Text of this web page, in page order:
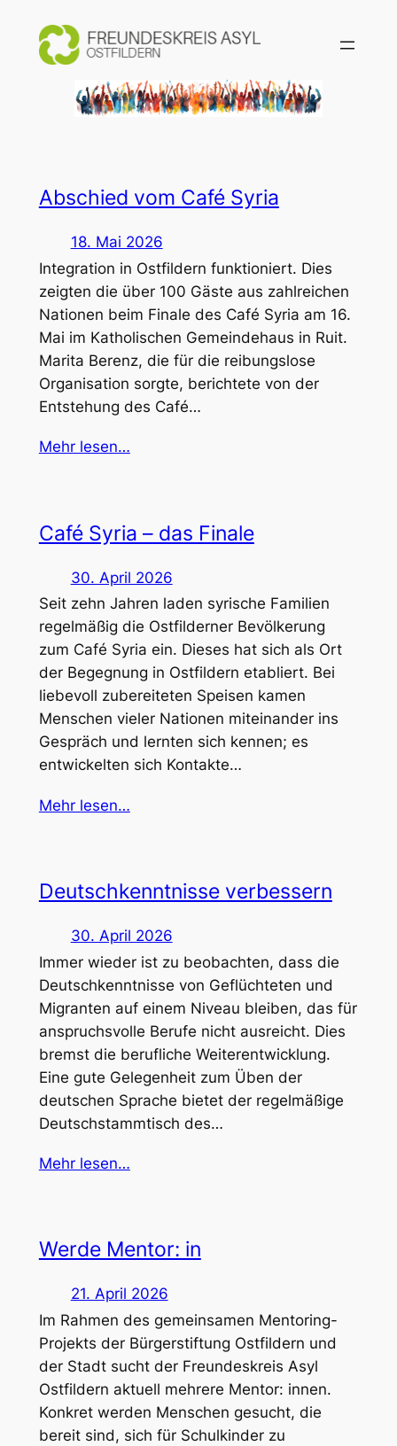
Inhalt
springen
Abschied vom Café Syria
18. Mai 2026
Integration in Ostfildern funktioniert. Dies
zeigten die über 100 Gäste aus zahlreichen
Nationen beim Finale des Café Syria am 16.
Mai im Katholischen Gemeindehaus in Ruit.
Marita Berenz, die für die reibungslose
Organisation sorgte, berichtete von der
Entstehung des Café…
Mehr lesen…
Café Syria – das Finale
30. April 2026
Seit zehn Jahren laden syrische Familien
regelmäßig die Ostfilderner Bevölkerung
zum Café Syria ein. Dieses hat sich als Ort
der Begegnung in Ostfildern etabliert. Bei
liebevoll zubereiteten Speisen kamen
Menschen vieler Nationen miteinander ins
Gespräch und lernten sich kennen; es
entwickelten sich Kontakte…
Mehr lesen…
Deutschkenntnisse verbessern
30. April 2026
Immer wieder ist zu beobachten, dass die
Deutschkenntnisse von Geflüchteten und
Migranten auf einem Niveau bleiben, das für
anspruchsvolle Berufe nicht ausreicht. Dies
bremst die berufliche Weiterentwicklung.
Eine gute Gelegenheit zum Üben der
deutschen Sprache bietet der regelmäßige
Deutschstammtisch des…
Mehr lesen…
Werde Mentor: in
21. April 2026
Im Rahmen des gemeinsamen Mentoring-
Projekts der Bürgerstiftung Ostfildern und
der Stadt sucht der Freundeskreis Asyl
Ostfildern aktuell mehrere Mentor: innen.
Konkret werden Menschen gesucht, die
bereit sind, sich für Schulkinder zu